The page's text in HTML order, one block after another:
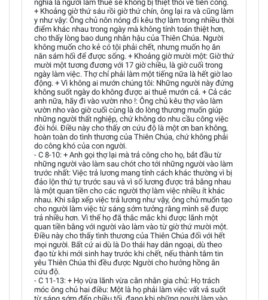
nghĩa là người làm thuê sẽ không bị thiệt thòi về tiền công.
+ Khoảng giờ thứ sáu rồi giờ thứ chín, ông lại ra và cũng làm
y như vậy: Ông chủ nôn nóng đi kêu thợ làm trong nhiều thời
điểm khác nhau trong ngày mà không tính toán thiệt hơn,
cho thấy lòng bao dung nhân hậu của Thiên Chúa. Người
không muốn cho kẻ có tội phải chết, nhưng muốn họ ăn
năn sám hối để được sống. + Khoảng giờ mười một: Giờ thứ
mười một tương đương với 17 giờ chiều, là giờ cuối trong
ngày làm việc. Thợ chỉ phải làm một tiếng nữa là hết giờ lao
động. + Vì không ai mướn chúng tôi: Những người này đứng
không suốt ngày do không được ai thuê mướn cả. + Cả các
anh nữa, hãy đi vào vườn nho !: Ông chủ kêu thợ vào làm
vườn nho vào giờ cuối cùng là do lòng thương muốn giúp
những người thất nghiệp, chứ không do nhu cầu công việc
đòi hỏi. Điều này cho thấy ơn cứu độ là một ơn ban không,
hoàn toàn do tình thương của Thiên Chúa, chứ không phải
do công khó của con người.
- C 8-10: + Anh gọi thợ lại mà trả công cho họ, bắt đầu từ
những người vào làm sau chót cho tới những người vào làm
trước nhất: Việc trả lương mang tính cách khác thường vì bị
đảo lộn thứ tự trước sau và vì số lương được trả bằng nhau
là một quan tiền cho các người thợ làm việc nhiều ít khác
nhau. Khi sắp xếp việc trả lương như vậy, ông chủ muốn tạo
cho người làm việc từ sáng sớm tưởng rằng mình sẽ được
trả nhiều hơn. Vì thế họ đã thắc mắc khi được lãnh một
quan tiền bằng với người vào làm vào từ giờ thứ mười một.
Điều này cho thấy tình thương của Thiên Chúa đối với hết
mọi người. Bất cứ ai dù là Do thái hay dân ngoại, dù theo
đạo từ khi mới sinh hay trước khi chết, nếu thành tâm tin
yêu Thiên Chúa thì đều được Người cho hưởng hồng ân
cứu độ.
- C 11-13: + Họ vừa lãnh vừa cằn nhằn gia chủ: Họ trách
móc ông chủ hai điều: Một là họ phải làm việc vất vả suốt